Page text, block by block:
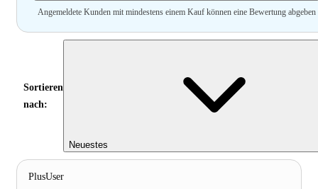
Angemeldete Kunden mit mindestens einem Kauf können eine Bewertung abgeben
Sortieren
nach:
Neuestes
PlusUser